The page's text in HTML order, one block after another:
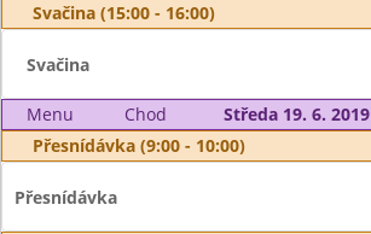
Svačina (15:00 - 16:00)
Svačina
Menu Chod
Středa 19. 6. 2019
Přesnídávka (9:00 - 10:00)
Přesnídávka